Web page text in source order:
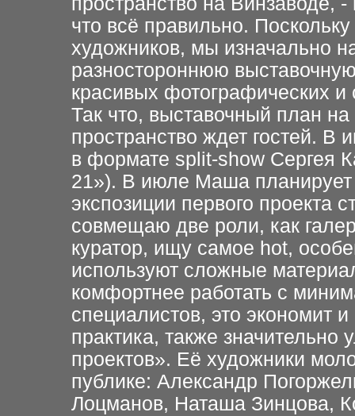
что всё правильно.
художников, мы изначально
разностороннюю
красивых фотографических
Так что, выставочный план
пространство ждет гостей. В
в формате split-show Сергея
21»). В июле Маша
экспозиции первого проекта
совмещаю две роли, как
куратор, ищу самое hot,
используют сложные
комфортнее работать с
специалистов, это экономит
практика, также значительно
проектов». Её художники
публике: Александр
Лоцманов, Наташа Зинцова,